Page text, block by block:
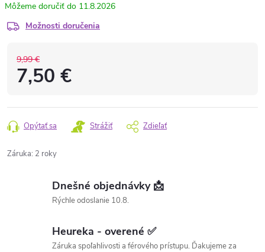
11.8.2026
Možnosti doručenia
9,99 €
7,50 €
Opýtať sa Strážiť Zdieľať
Záruka: 2 roky
Dnešné objednávky 📩
Rýchle odoslanie 10.8.
Heureka - overené ✅
Záruka spoľahlivosti a férového prístupu. Ďakujeme za